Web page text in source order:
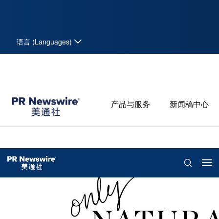
语言 (Languages)
产品与服务 新闻稿中心